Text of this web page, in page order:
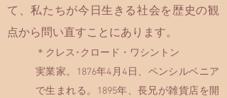
て、私たちが今日生きる社会を歴史の観
点から問い直すことにあります。
＊ クレス･クロード・ワシントン
実業家。1876年4月4日、ペンシルベニア
で生まれる。1895年、長兄が雑貨店を開